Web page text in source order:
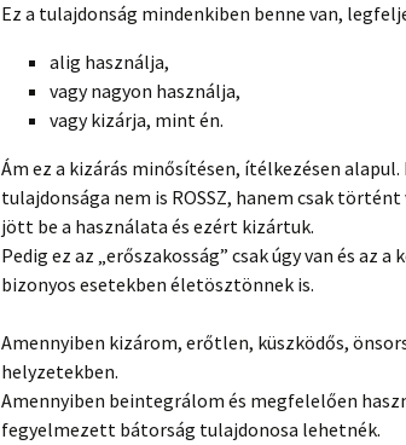
Ez a tulajdonság mindenkiben benne van,
alig használja,
vagy nagyon használja,
vagy kizárja, mint én.
Ám ez a kizárás minősítésen, ítélkezésen alapul.
tulajdonsága nem is ROSSZ, hanem csak
jött be a használata és ezért kizártuk.
Pedig ez az „erőszakosság” csak úgy van és az
bizonyos esetekben életösztönnek is.
Amennyiben kizárom, erőtlen, küszködős,
helyzetekben.
Amennyiben beintegrálom és megfelelően
fegyelmezett bátorság tulajdonosa lehetnék.